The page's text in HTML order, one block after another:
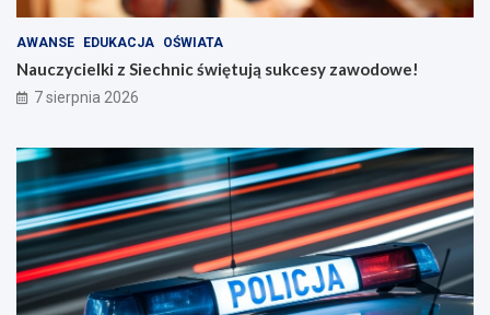
AWANSE EDUKACJA OŚWIATA
Nauczycielki z Siechnic świętują sukcesy zawodowe!
7 sierpnia 2026